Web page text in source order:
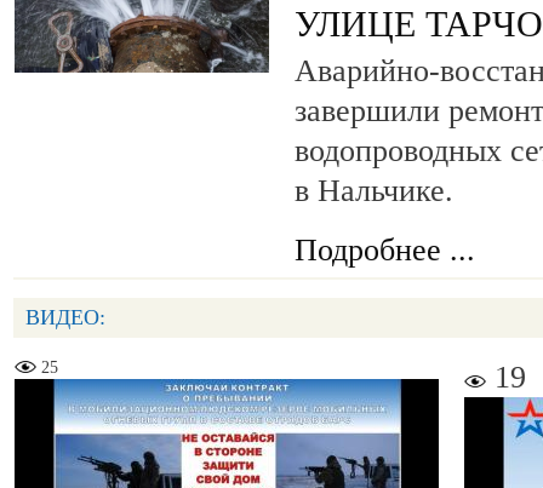
УЛИЦЕ
Аварийно-
завершили
водопроводных
в Нальчике.
Подробнее ...
ВИДЕО:
25 19